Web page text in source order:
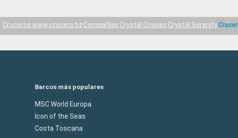
Cruceros www.crucero.bzCompañías Crystal Cruises Crystal Serenity
Barcos más populares
MSC World Europa
Icon of the Seas
Costa Toscana